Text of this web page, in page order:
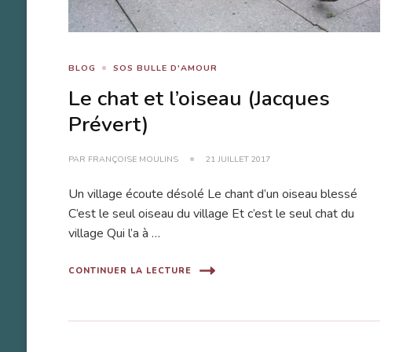
BLOG SOS BULLE D'AMOUR
Le chat et l’oiseau (Jacques
Prévert)
PAR FRANÇOISE MOULINS 21 JUILLET 2017
Un village écoute désolé Le chant d’un oiseau blessé
C’est le seul oiseau du village Et c’est le seul chat du
village Qui l’a à …
CONTINUER LA LECTURE